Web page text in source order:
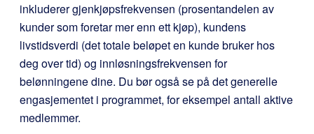
inkluderer gjenkjøpsfrekvensen (prosentandelen av
kunder som foretar mer enn ett kjøp), kundens
livstidsverdi (det totale beløpet en kunde bruker hos
deg over tid) og innløsningsfrekvensen for
belønningene dine. Du bør også se på det generelle
engasjementet i programmet, for eksempel antall aktive
medlemmer.